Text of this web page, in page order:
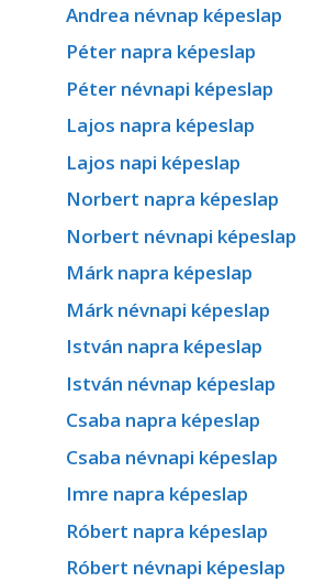
Andrea névnap képeslap
Péter napra képeslap
Péter névnapi képeslap
Lajos napra képeslap
Lajos napi képeslap
Norbert napra képeslap
Norbert névnapi képeslap
Márk napra képeslap
Márk névnapi képeslap
István napra képeslap
István névnap képeslap
Csaba napra képeslap
Csaba névnapi képeslap
Imre napra képeslap
Róbert napra képeslap
Róbert névnapi képeslap